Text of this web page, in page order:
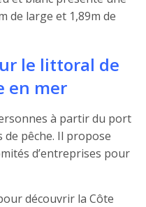
de large et 1,89m de
le littoral de
en mer
à partir du port
pêche. Il propose
d’entreprises pour
découvrir la Côte